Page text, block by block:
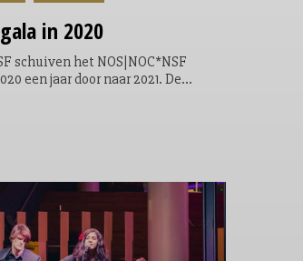
in 2020
schuiven het NOS|NOC*NSF
een jaar door naar 2021. De
2020 tellen nu mee voor de
van 2021.